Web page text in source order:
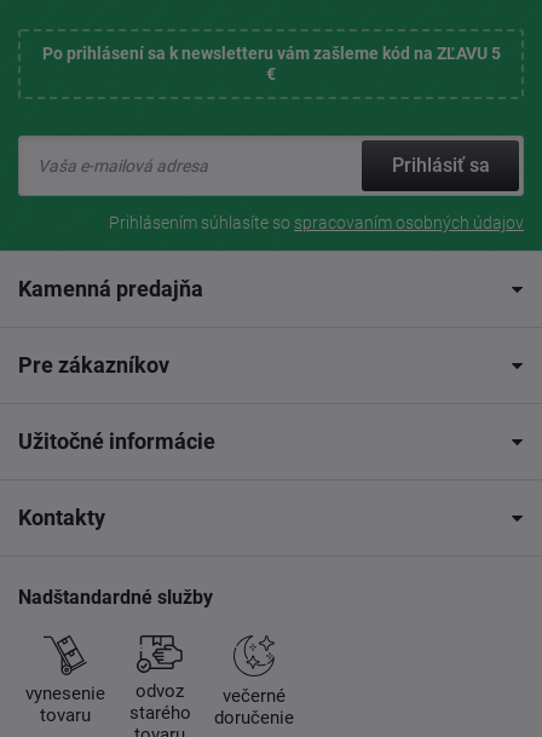
Po prihlásení sa k newsletteru vám zašleme kód na ZĽAVU 5
€
Prihlásiť sa
Prihlásením súhlasíte so spracovaním osobných údajov
Kamenná predajňa
Pre zákazníkov
Užitočné informácie
Kontakty
Nadštandardné služby
vynesenie
tovaru
odvoz
starého
večerné
doručenie